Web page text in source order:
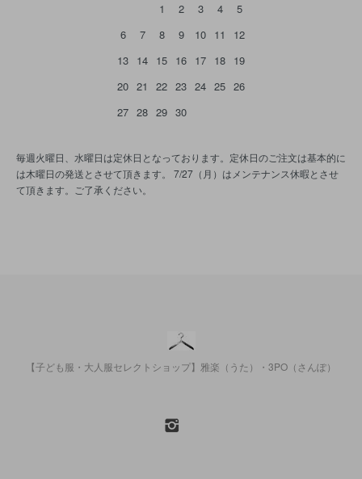
1
2 3 4
5
6
7 8 9 10 11
12
13 14 15 16 17 18 19
20 21 22 23 24 25 26
27 28 29 30
毎週火曜日、水曜日は定休日となっております。定休日のご注文は基本的に
は木曜日の発送とさせて頂きます。 7/27（月）はメンテナンス休暇とさせ
て頂きます。ご了承ください。
【子ども服・大人服セレクトショップ】雅楽（うた）・3PO（さんぽ）